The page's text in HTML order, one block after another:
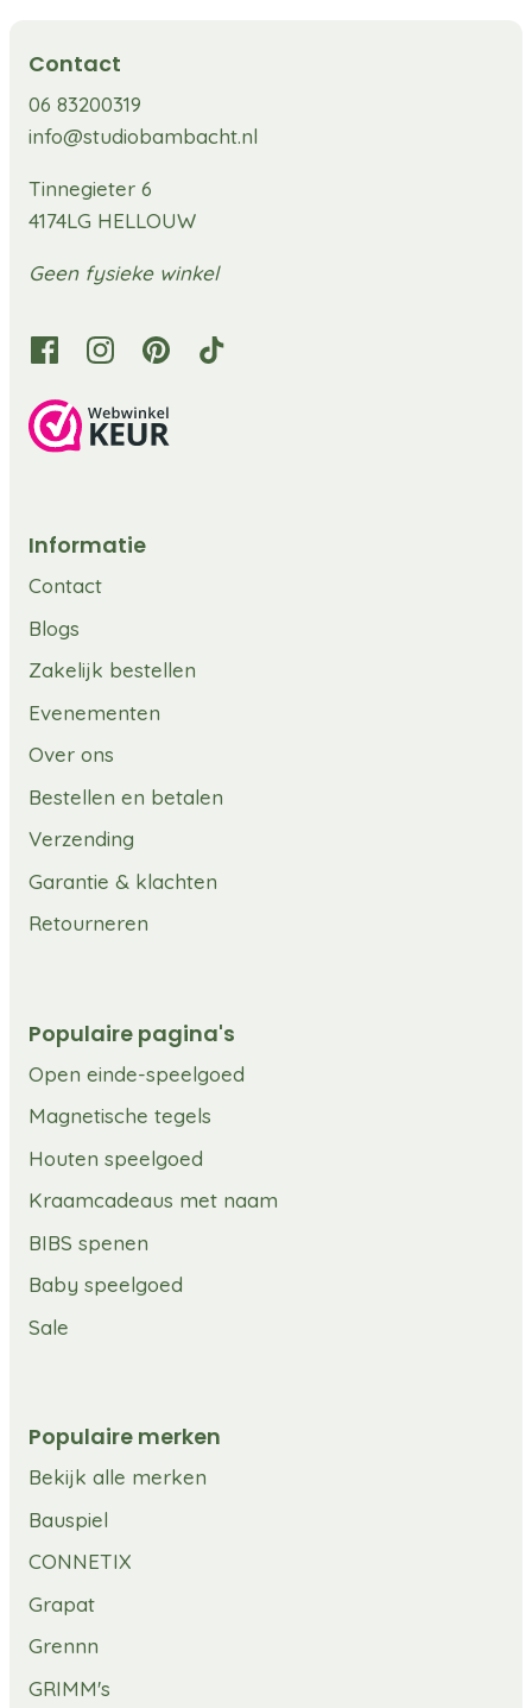
Contact
06 83200319
info@studiobambacht.nl
Tinnegieter 6
4174LG HELLOUW
Geen fysieke winkel
Informatie
Contact
Blogs
Zakelijk bestellen
Evenementen
Over ons
Bestellen en betalen
Verzending
Garantie & klachten
Retourneren
Populaire pagina's
Open einde-speelgoed
Magnetische tegels
Houten speelgoed
Kraamcadeaus met naam
BIBS spenen
Baby speelgoed
Sale
Populaire merken
Bekijk alle merken
Bauspiel
CONNETIX
Grapat
Grennn
GRIMM's